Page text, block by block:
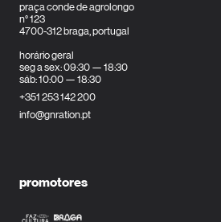
praça conde de agrolongo
n° 123
4700-312 braga, portugal
horário geral
seg a sex: 09:30 — 18:30
sáb: 10:00 — 18:30
+351 253 142 200
info@gnration.pt
promotores